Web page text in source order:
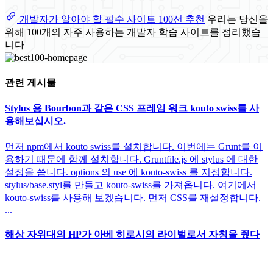
개발자가 알아야 할 필수 사이트 100선 추천 우리는 당신을
위해 100개의 자주 사용하는 개발자 학습 사이트를 정리했습
니다
관련 게시물
Stylus 용 Bourbon과 같은 CSS 프레임 워크 kouto swiss를 사
용해보십시오.
먼저 npm에서 kouto swiss를 설치합니다. 이번에는 Grunt를 이
용하기 때문에 함께 설치합니다. Gruntfile.js 에 stylus 에 대한
설정을 씁니다. options 의 use 에 kouto-swiss 를 지정합니다.
stylus/base.styl를 만들고 kouto-swiss를 가져옵니다. 여기에서
kouto-swiss를 사용해 보겠습니다. 먼저 CSS를 재설정합니다.
...
해상 자위대의 HP가 아베 히로시의 라이벌로서 자칭을 줬다